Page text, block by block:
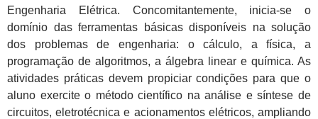
Engenharia Elétrica. Concomitantemente, inicia-se o
domínio das ferramentas básicas disponíveis na solução
dos problemas de engenharia: o cálculo, a física, a
programação de algoritmos, a álgebra linear e química. As
atividades práticas devem propiciar condições para que o
aluno exercite o método científico na análise e síntese de
circuitos, eletrotécnica e acionamentos elétricos, ampliando